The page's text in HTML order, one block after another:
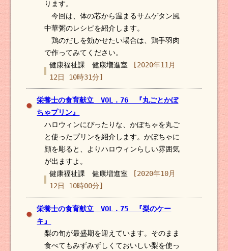
ります。
今回は、体の芯から温まるサムゲタン風
中華粥のレシピを紹介します。
鶏のだしを効かせたい場合は、鶏手羽肉
で作ってみてください。
健康福祉課 健康増進室
[2020年11月
12日 10時31分]
栄養士の食育献立 VOL．76 『丸ごとかぼ
ちゃプリン』
ハロウィンにぴったりな、かぼちゃを丸ご
と使ったプリンを紹介します。かぼちゃに
顔を彫ると、よりハロウィンらしい雰囲気
が出ますよ。
健康福祉課 健康増進室
[2020年10月
12日 10時00分]
栄養士の食育献立 VOL．75 『梨のケー
キ』
梨の旬が最盛期を迎えています。そのまま
食べてもみずみずしくておいしい梨を使っ